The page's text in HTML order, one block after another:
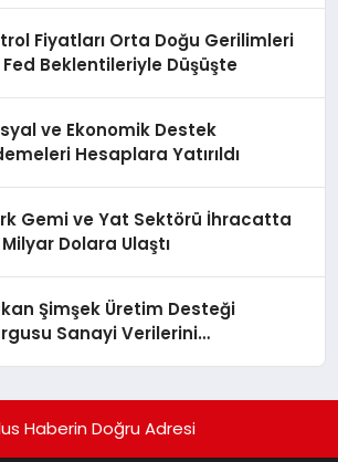
Fiyatları Orta Doğu Gerilimleri
Beklentileriyle Düşüşte
ve Ekonomik Destek
Hesaplara Yatırıldı
Gemi ve Yat Sektörü İhracatta
Milyar Dolara Ulaştı
Şimşek Üretim Desteği
Sanayi Verilerini
Haberin Doğru Adresi